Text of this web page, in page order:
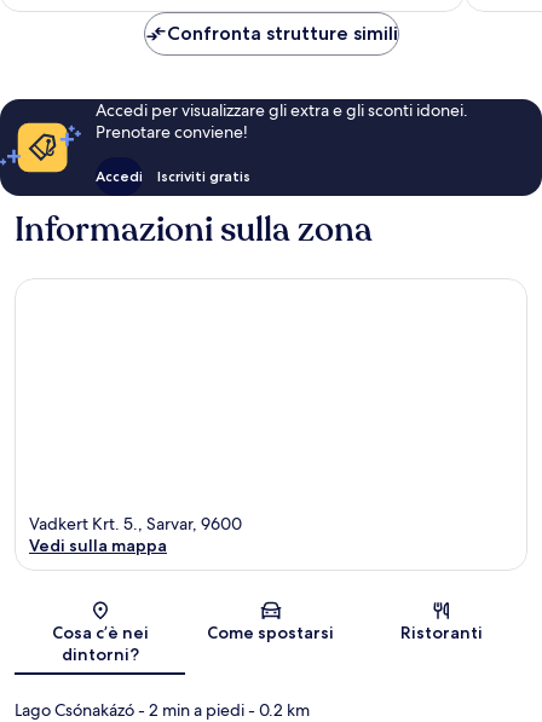
237 €
Confronta strutture simili
Accedi per visualizzare gli extra e gli sconti idonei.
Prenotare conviene!
Accedi Iscriviti gratis
Informazioni sulla zona
Mappa
Vadkert Krt. 5., Sarvar, 9600
Vedi sulla mappa
Cosa c’è nei
dintorni?
Come spostarsi Ristoranti
Lago Csónakázó- 2 min a piedi- 0.2 km